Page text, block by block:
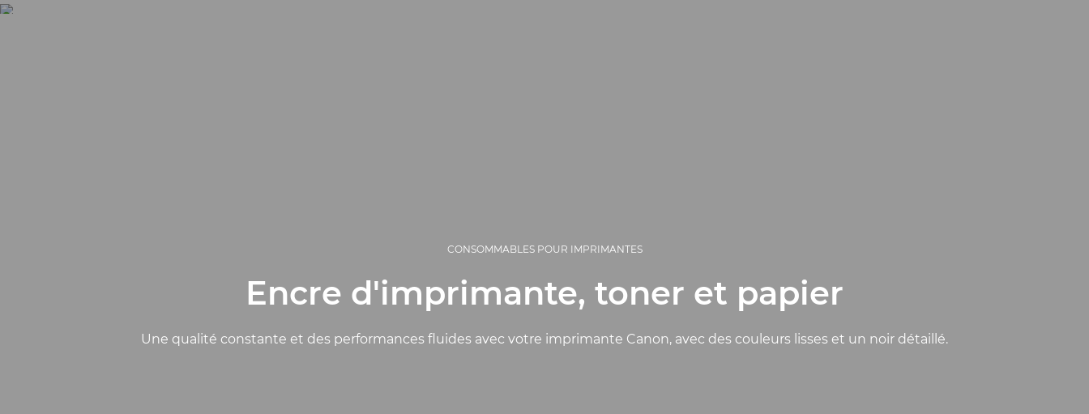
CONSOMMABLES POUR IMPRIMANTES
Encre d'imprimante, toner et papier
Une qualité constante et des performances fluides avec votre imprimante Canon, avec des couleurs lisses et un noir détaillé.